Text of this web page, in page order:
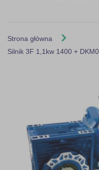
Strona główna
Silnik 3F 1,1kw 1400 +
images